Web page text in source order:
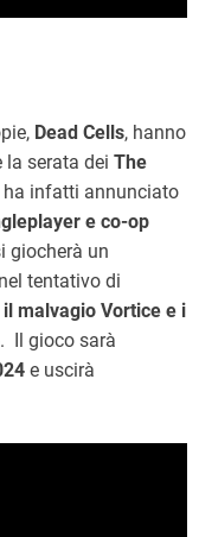
Dead Cells, hanno
serata dei The
ha infatti annunciato
e co-op
giocherà un
nel tentativo di
malvagio Vortice e i
. Il gioco sarà
e uscirà